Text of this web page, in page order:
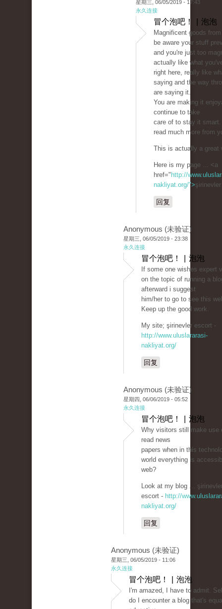
星期三, 06/05/2019 - 17:43
永久连接
冒个泡吧！ | 泡泡
Magnificent goods
be aware your stuff
and you're just too
actually like what
right here, really like
saying and the way
are saying it.
You are making it
continue to take
care of to stay it
read much more from
This is actually a great
Here is my page ... <a
href=" http://
nakliyat.org/">
回复
Anonymous (未验证)
星期三, 06/05/2019 - 23:38
永久连接
冒个泡吧！ | 泡泡
If some one wishes expert
on the topic of running a
afterward i suggest
him/her to go to see this
Keep up the good work.
My site; şirinevler escort -
http://www.uluslararasi-
nakliyat.org/
回复
Anonymous (未验证)
星期四, 06/06/2019 - 05:52
永久连接
冒个泡吧！ | 泡泡
Why visitors still make use
read news
papers when in this
world everything is
web?
Look at my blog ...
escort - http://
nakliyat.org/
回复
Anonymous (未验证)
星期三, 06/05/2019 - 11:06
永久连接
冒个泡吧！ | 泡泡
I'm amazed, I have to admit.
do I encounter a blog that's